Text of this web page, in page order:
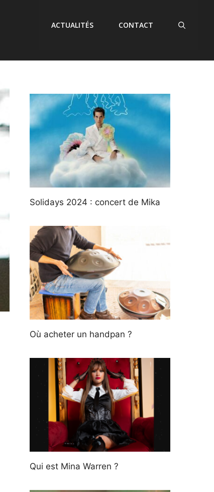
ACTUALITÉS CONTACT
Solidays 2024 : concert de Mika
Où acheter un handpan ?
Qui est Mina Warren ?